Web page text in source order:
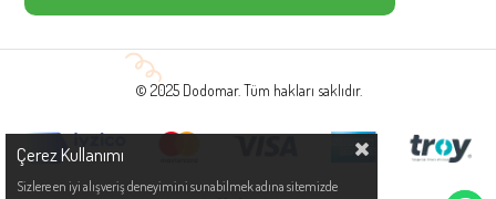
© 2025 Dodomar. Tüm hakları saklıdır.
Çerez Kullanımı
Sizlere en iyi alışveriş deneyimini sunabilmek adına sitemizde